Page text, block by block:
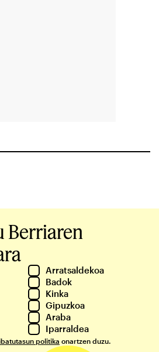
Berriaren
Arratsaldekoa
Badok
Kinka
Gipuzkoa
Araba
Iparraldea
politika onartzen duzu.